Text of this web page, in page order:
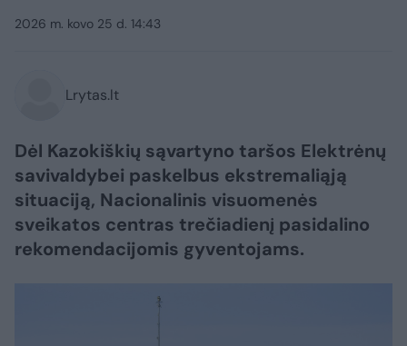
2026 m. kovo 25 d. 14:43
Lrytas.lt
Dėl Kazokiškių sąvartyno taršos Elektrėnų
savivaldybei paskelbus ekstremaliąją
situaciją, Nacionalinis visuomenės
sveikatos centras trečiadienį pasidalino
rekomendacijomis gyventojams.